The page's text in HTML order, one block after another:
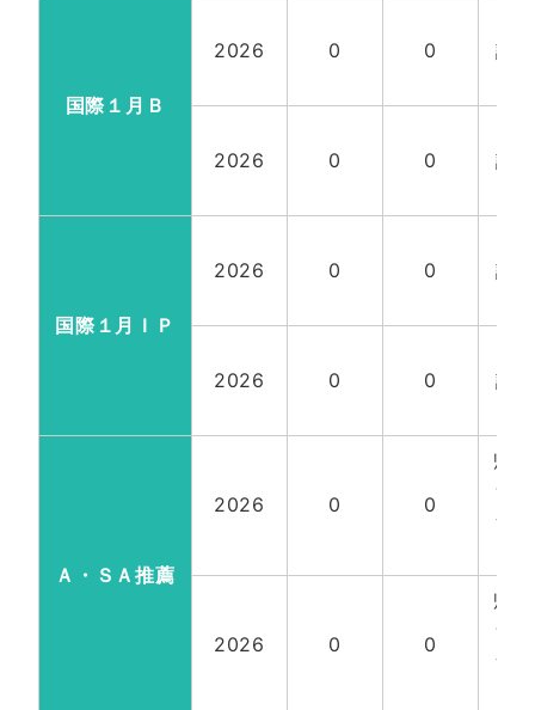
国際１月Ｂ
2026 0 0
試
2026 0 0
試
国際１月ＩＰ
2026 0 0
試
2026 0 0
試
Ａ・ＳＡ推薦
2026 0 0
帰
含
全
2026 0 0
帰
含
全